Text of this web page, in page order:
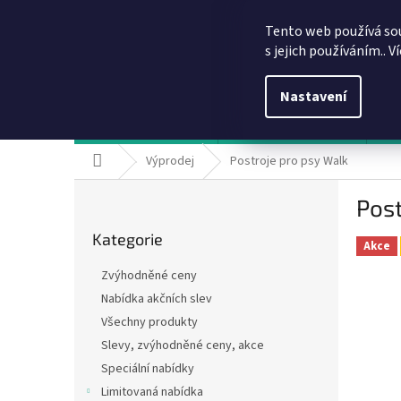
Tento web používá
s jejich používáním..
Nastavení
Domů Výprodej Postroje pro psy Walk
kategorie
Kategorie
Zvýhodněné ceny
Nabídka akčních slev
Všechny produkty
Slevy, zvýhodněné ceny, akce
Speciální nabídky
Limitovaná nabídka
Akce